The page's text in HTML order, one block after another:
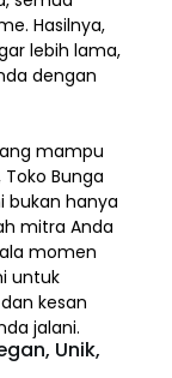
Hasilnya,
lebih lama,
dengan
mampu
Bunga
bukan hanya
mitra Anda
momen
untuk
kesan
jalani.
Unik,